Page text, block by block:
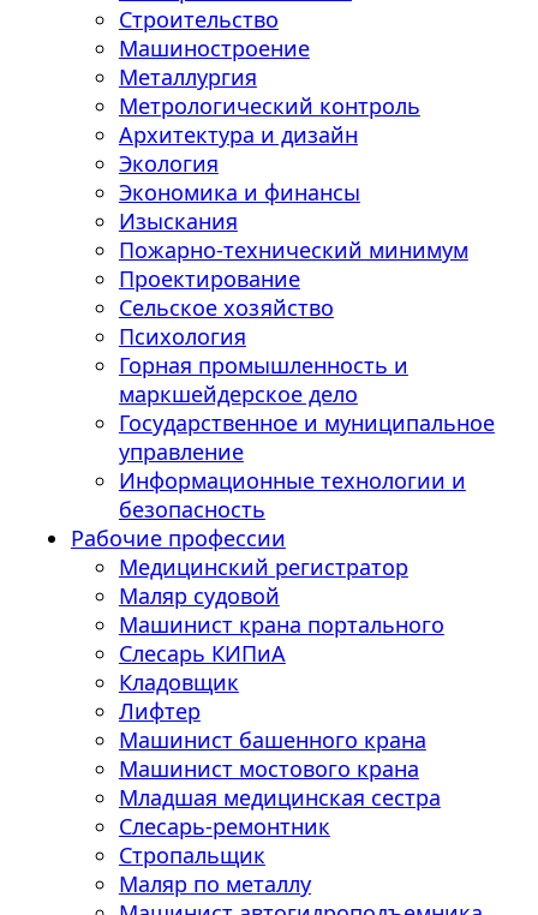
Строительство
Машиностроение
Металлургия
Метрологический контроль
Архитектура и дизайн
Экология
Экономика и финансы
Изыскания
Пожарно-технический минимум
Проектирование
Сельское хозяйство
Психология
Горная промышленность и
маркшейдерское дело
Государственное и муниципальное
управление
Информационные технологии и
безопасность
Рабочие профессии
Медицинский регистратор
Маляр судовой
Машинист крана портального
Слесарь КИПиА
Кладовщик
Лифтер
Машинист башенного крана
Машинист мостового крана
Младшая медицинская сестра
Слесарь-ремонтник
Стропальщик
Маляр по металлу